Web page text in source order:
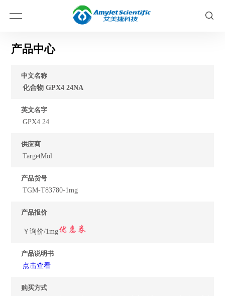
产品中心
中文名称
化合物 GPX4 24NA
英文名字
GPX4 24
供应商
TargetMol
产品货号
TGM-T83780-1mg
产品报价
￥询价/1mg
产品说明书
点击查看
购买方式